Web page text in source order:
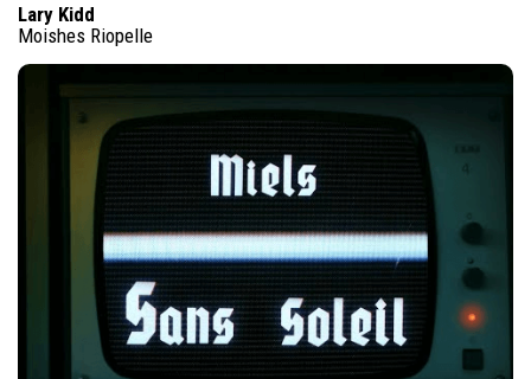
Lary Kidd
Moishes Riopelle